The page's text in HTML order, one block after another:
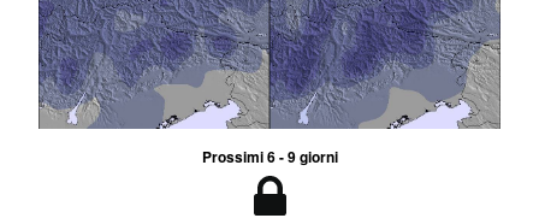
Prossimi 6 - 9 giorni